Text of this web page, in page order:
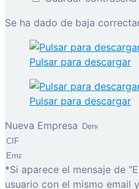
Se ha dado de baja
Pulsar para descargar
Pulsar para descargar
Nueva Empresa
*Si aparece el mensaje de
usuario con el mismo email